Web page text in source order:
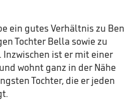
ein gutes Verhältnis zu Ben
Tochter Bella sowie zu
Inzwischen ist er mit einer
wohnt ganz in der Nähe
Tochter, die er jeden